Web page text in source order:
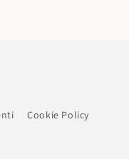
Cookie Policy